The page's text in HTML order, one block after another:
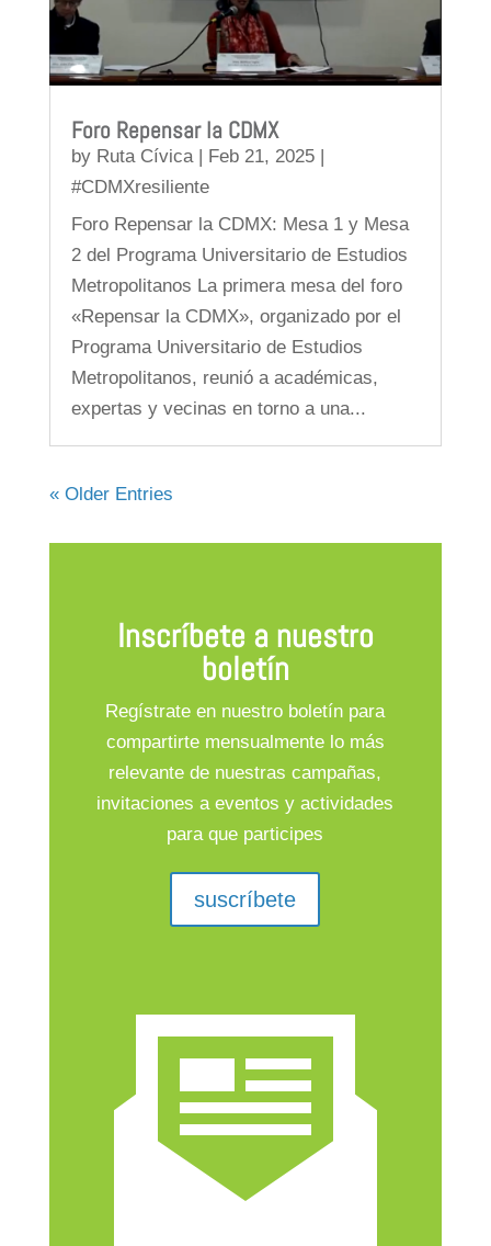
Foro Repensar la CDMX
by Ruta Cívica| Feb 21, 2025|
#CDMXresiliente
Foro Repensar la CDMX: Mesa 1 y Mesa
2 del Programa Universitario de Estudios
Metropolitanos La primera mesa del foro
«Repensar la CDMX», organizado por el
Programa Universitario de Estudios
Metropolitanos, reunió a académicas,
expertas y vecinas en torno a una...
« Older Entries
Inscríbete a nuestro
boletín
Regístrate en nuestro boletín para
compartirte mensualmente lo más
relevante de nuestras campañas,
invitaciones a eventos y actividades
para que participes
suscríbete